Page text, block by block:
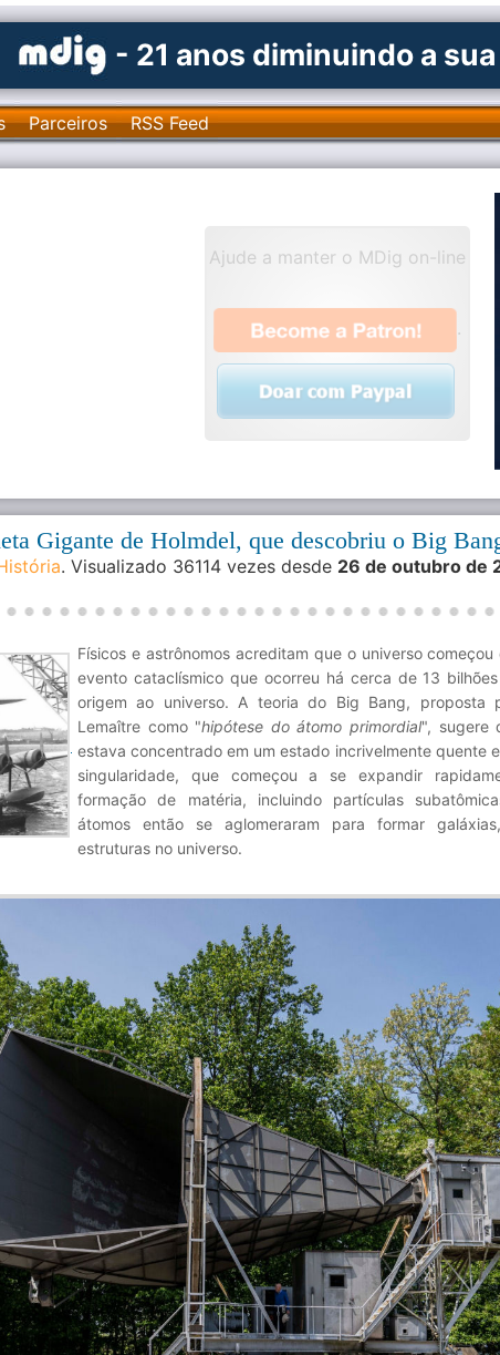
- 21 anos diminuindo a
Parceiros RSS Feed
Ajude a manter o MDig on-line
.
Gigante de Holmdel, que descobriu o Big
. Visualizado 36114 vezes desde 26 de outubro de
Físicos e astrônomos acreditam que o universo
evento cataclísmico que ocorreu há cerca de 13
origem ao universo. A teoria do Big Bang, proposta
Lemaître como "hipótese do átomo primordial", sugere
estava concentrado em um estado incrivelmente quente
singularidade, que começou a se expandir
formação de matéria, incluindo partículas
átomos então se aglomeraram para formar
estruturas no universo.